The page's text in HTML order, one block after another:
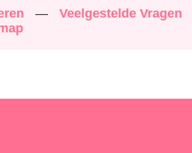
— Veelgestelde Vragen